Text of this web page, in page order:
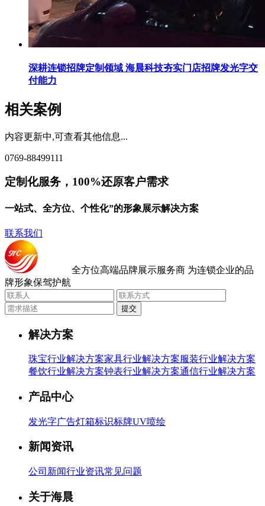
深耕连锁招牌定制领域 海晨科技夯实门店招牌发光字交
付能力
相关案例
内容更新中,可查看其他信息...
0769-88499111
定制化服务，100%还原客户需求
一站式、全方位、个性化”的形象展示解决方案
联系我们
全方位高端品牌展示服务商 为连锁企业的品
牌形象保驾护航
提交
解决方案
珠宝行业解决方案家具行业解决方案服装行业解决方案
餐饮行业解决方案钟表行业解决方案通信行业解决方案
产品中心
发光字广告灯箱标识标牌UV喷绘
新闻资讯
公司新闻行业资讯常见问题
关于海晨